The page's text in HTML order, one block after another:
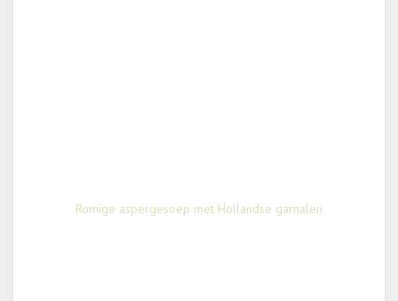
Romige aspergesoep met Hollandse garnalen